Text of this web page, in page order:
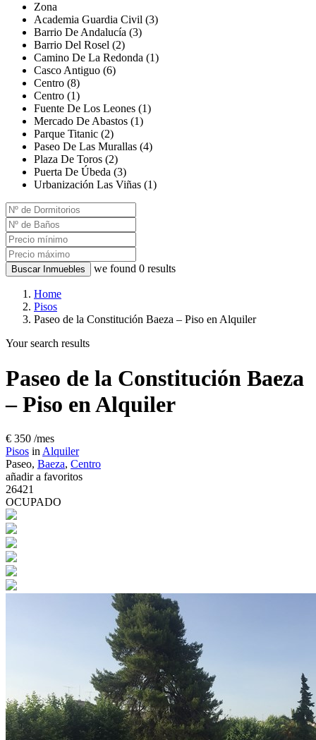
Zona
Academia Guardia Civil (3)
Barrio De Andalucía (3)
Barrio Del Rosel (2)
Camino De La Redonda (1)
Casco Antiguo (6)
Centro (8)
Centro (1)
Fuente De Los Leones (1)
Mercado De Abastos (1)
Parque Titanic (2)
Paseo De Las Murallas (4)
Plaza De Toros (2)
Puerta De Úbeda (3)
Urbanización Las Viñas (1)
Buscar Inmuebles we found 0 results
Home
Pisos
Paseo de la Constitución Baeza – Piso en Alquiler
Your search results
Paseo de la Constitución Baeza
– Piso en Alquiler
€ 350 /mes
Pisos in Alquiler
Paseo, Baeza, Centro
añadir a favoritos
26421
OCUPADO